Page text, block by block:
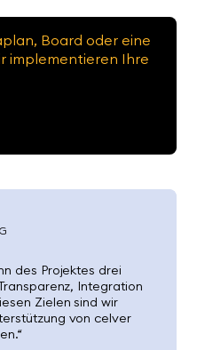
Board oder eine
implementieren Ihre
des Projektes drei
Integration
Zielen sind wir
von celver